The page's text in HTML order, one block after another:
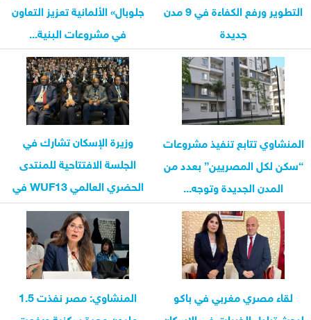
التطوير ورفع الكفاءة في 9 مدن
جديدة
جلوبال» الألمانية تعزيز التعاون
في مشروعات البنية...
المنشاوي تتابع تنفيذ مشروعات
“سكن لكل المصريين” بعدد من
المدن الجديدة وتوجه...
وزيرة الإسكان تشارك في
الجلسة الافتتاحية للمنتدى
الحضري العالمي WUF13 في
باكو
لقاء مصري مغربي في باكو
المنشاوي: مصر نفذت 1.5